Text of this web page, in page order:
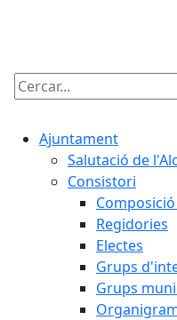
Cercar:
Ajuntament
Salutació de
Consistori
Regidories
Electes
Grups
Grups